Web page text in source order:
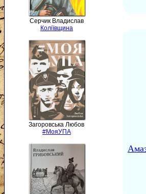
Серчик Владислав
Коліївщина
Загоровська Любов
#МояУПА